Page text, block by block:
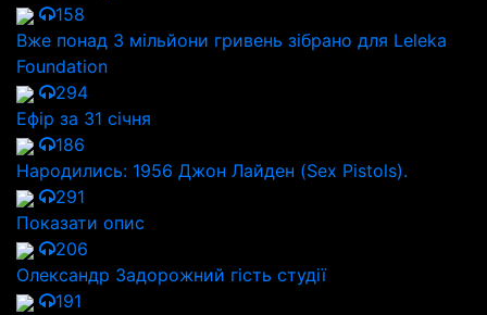
158
Вже понад 3 мільйони гривень зібрано для Leleka
Foundation
294
Ефір за 31 січня
186
Народились: 1956 Джон Лайден (Sex Pistols).
291
Показати опис
206
Олександр Задорожний гість студії
191